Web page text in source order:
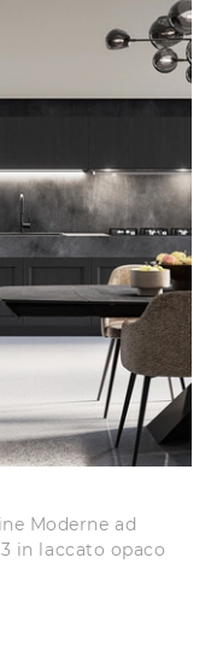
Moderne ad
in laccato opaco